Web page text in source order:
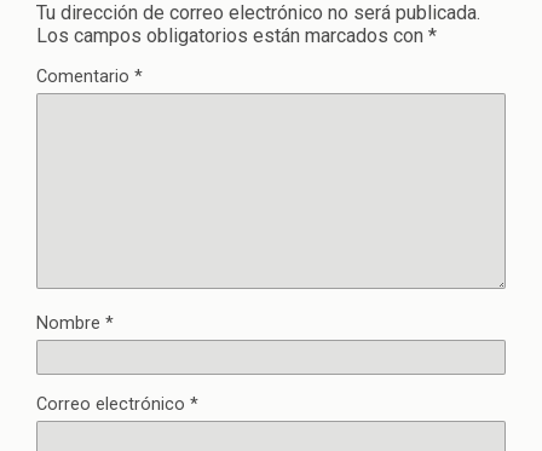
Tu dirección de correo electrónico no será publicada.
Los campos obligatorios están marcados con *
Comentario *
Nombre *
Correo electrónico *